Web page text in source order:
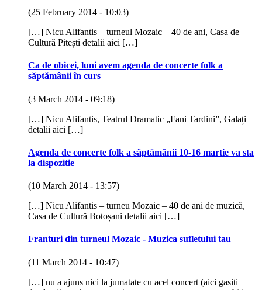
(25 February 2014 - 10:03)
[…] Nicu Alifantis – turneul Mozaic – 40 de ani, Casa de
Cultură Pitești detalii aici […]
Ca de obicei, luni avem agenda de concerte folk a
săptămânii în curs
(3 March 2014 - 09:18)
[…] Nicu Alifantis, Teatrul Dramatic „Fani Tardini”, Galați
detalii aici […]
Agenda de concerte folk a săptămânii 10-16 martie va sta
la dispozitie
(10 March 2014 - 13:57)
[…] Nicu Alifantis – turneu Mozaic – 40 de ani de muzică,
Casa de Cultură Botoșani detalii aici […]
Franturi din turneul Mozaic - Muzica sufletului tau
(11 March 2014 - 10:47)
[…] nu a ajuns nici la jumatate cu acel concert (aici gasiti